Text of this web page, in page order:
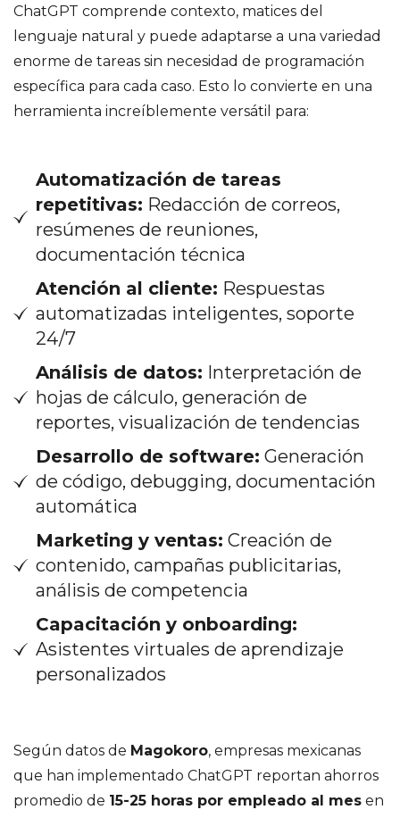
ChatGPT comprende contexto, matices del
lenguaje natural y puede adaptarse a una variedad
enorme de tareas sin necesidad de programación
específica para cada caso. Esto lo convierte en una
herramienta increíblemente versátil para:
Automatización de tareas
repetitivas: Redacción de correos,
resúmenes de reuniones,
documentación técnica
Atención al cliente: Respuestas
automatizadas inteligentes, soporte
24/7
Análisis de datos: Interpretación de
hojas de cálculo, generación de
reportes, visualización de tendencias
Desarrollo de software: Generación
de código, debugging, documentación
automática
Marketing y ventas: Creación de
contenido, campañas publicitarias,
análisis de competencia
Capacitación y onboarding:
Asistentes virtuales de aprendizaje
personalizados
Según datos de Magokoro, empresas mexicanas
que han implementado ChatGPT reportan ahorros
promedio de 15-25 horas por empleado al mes en